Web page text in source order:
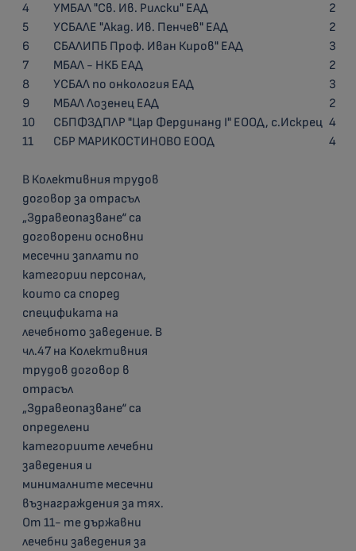
4
УМБАЛ "Св. Ив. Рилски" ЕАД
2
5
УСБАЛЕ "Акад. Ив. Пенчев" ЕАД
2
6
СБАЛИПБ Проф. Иван Киров" ЕАД
3
7
МБАЛ - НКБ ЕАД
2
8
УСБАЛ по онкология ЕАД
3
9
МБАЛ Лозенец ЕАД
2
10
СБПФЗДПЛР "Цар Фердинанд І" ЕООД, с.Искрец 4
11
СБР МАРИКОСТИНОВО ЕООД 4
В Колективния трудов
договор за отрасъл
„Здравеопазване“ са
договорени основни
месечни заплати по
категории персонал,
които са според
спецификата на
лечебното заведение. В
чл.47 на Колективния
трудов договор в
отрасъл
„Здравеопазване“ са
определени
категориите лечебни
заведения и
минималните месечни
възнаграждения за тях.
От 11- те държавни
лечебни заведения за